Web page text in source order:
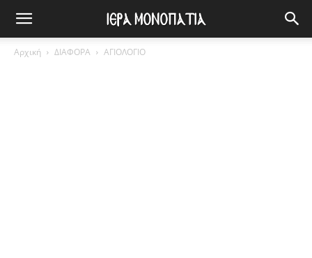
Αρχική ΔΙΑΦΟΡΑ ΑΓΙΟΛΟΓΙΟ